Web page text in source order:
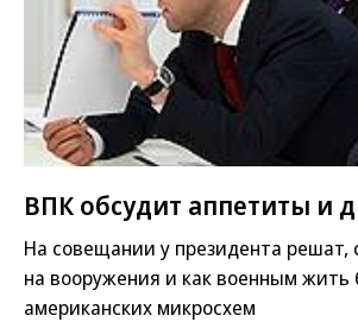
ВПК обсудит аппетиты и
На совещании у президента решат,
на вооружения и как военным жить
американских микросхем